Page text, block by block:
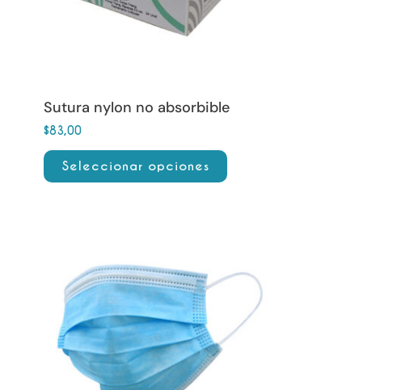
Sutura nylon no absorbible
$83,00
Seleccionar opciones
opciones
en
la
página
de